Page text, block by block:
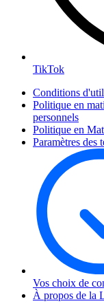
TikTok
Conditions
Politique en
personnels
Politique en
Paramètres des
Vos choix de
À propos de la